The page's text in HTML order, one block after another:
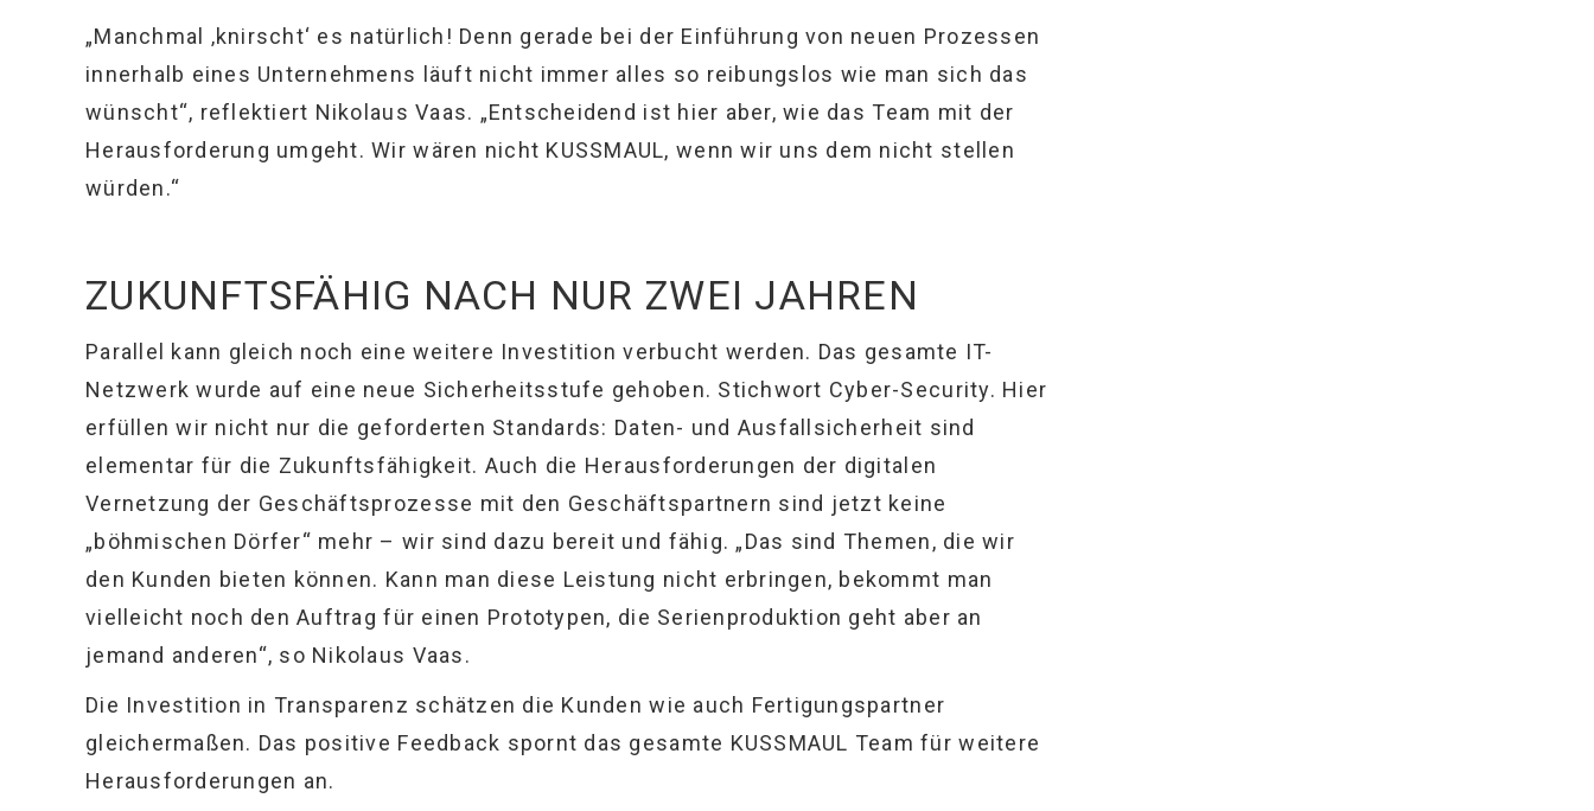
„Manchmal ‚knirscht‘ es natürlich! Denn gerade bei der Einführung von neuen Prozessen
innerhalb eines Unternehmens läuft nicht immer alles so reibungslos wie man sich das
wünscht“, reflektiert Nikolaus Vaas. „Entscheidend ist hier aber, wie das Team mit der
Herausforderung umgeht. Wir wären nicht KUSSMAUL, wenn wir uns dem nicht stellen
würden.“
ZUKUNFTSFÄHIG NACH NUR ZWEI JAHREN
Parallel kann gleich noch eine weitere Investition verbucht werden. Das gesamte IT-
Netzwerk wurde auf eine neue Sicherheitsstufe gehoben. Stichwort Cyber-Security. Hier
erfüllen wir nicht nur die geforderten Standards: Daten- und Ausfallsicherheit sind
elementar für die Zukunftsfähigkeit. Auch die Herausforderungen der digitalen
Vernetzung der Geschäftsprozesse mit den Geschäftspartnern sind jetzt keine
„böhmischen Dörfer“ mehr – wir sind dazu bereit und fähig. „Das sind Themen, die wir
den Kunden bieten können. Kann man diese Leistung nicht erbringen, bekommt man
vielleicht noch den Auftrag für einen Prototypen, die Serienproduktion geht aber an
jemand anderen“, so Nikolaus Vaas.
Die Investition in Transparenz schätzen die Kunden wie auch Fertigungspartner
gleichermaßen. Das positive Feedback spornt das gesamte KUSSMAUL Team für weitere
Herausforderungen an.